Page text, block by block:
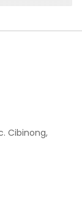
Cibinong,